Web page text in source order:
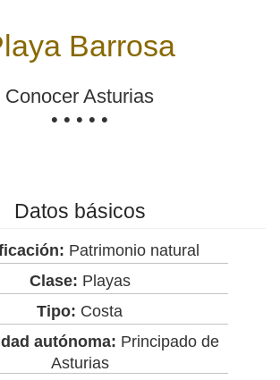
Barrosa
Conocer Asturias
• • • • •
Datos básicos
Patrimonio natural
Clase: Playas
Tipo: Costa
autónoma: Principado de
Asturias